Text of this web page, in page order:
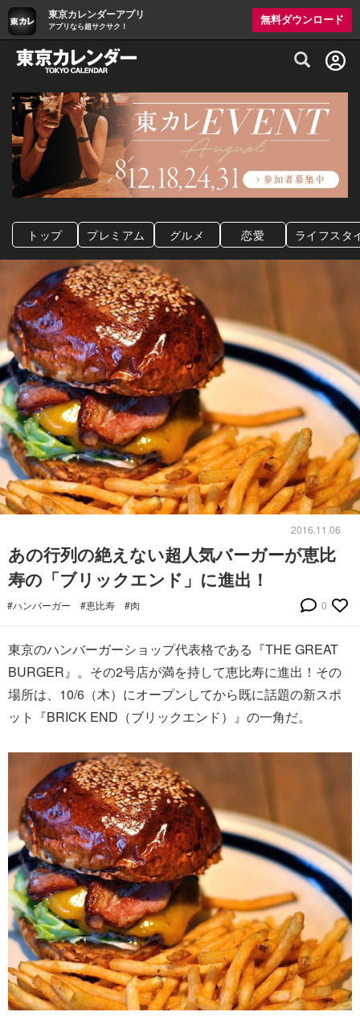
東京カレンダーアプリ
アプリなら超サクサク！
無料ダウンロード
グルメ情報・プレミアムレストラン予約
トップ プレミアム グルメ 恋愛 ライフスタ
2016.11.06
あの行列の絶えない超人気バーガーが恵比
寿の「ブリックエンド」に進出！
#ハンバーガー #恵比寿 #肉 0
東京のハンバーガーショップ代表格である『THE GREAT
BURGER』。その2号店が満を持して恵比寿に進出！その
場所は、10/6（木）にオープンしてから既に話題の新スポ
ット『BRICK END（ブリックエンド）』の一角だ。